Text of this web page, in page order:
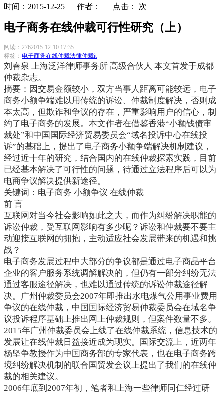
时间：2015-12-25 作者： 点击： 次
电子商务在线仲裁可行性研究（上）
阅读： 2762015-12-10 17:35
标签： 电子商务在线仲裁法律仲裁it
刘春泉 上海泛洋律师事务所 高级合伙人 本文首发于成都
仲裁杂志。
摘要：因交易金额较小，双方当事人距离可能较远，电子
商务小额争端难以用传统的诉讼、仲裁制度解决，否则成
本太高，但欺诈和争议的存在，严重影响用户的信心，制
约了电子商务的发展。本文作者在借鉴香港“小额钱债审
裁处”和中国国际经济贸易委员会“域名投诉中心在线投
诉”的基础上，提出了电子商务小额争端解决机制建议，
经过近十年的研究，结合国内的在线仲裁探索实践，目前
已经基本解决了可行性的问题，待通过立法程序后可以为
电商争议解决提供新途径。
关键词：电子商务 小额争议 在线仲裁
前 言
互联网对当今社会影响如此之大，而作为纠纷解决职能的
诉讼仲裁，受互联网影响有多少呢？诉讼和仲裁要不要主
动迎接互联网的拥抱，主动适应社会发展带来的机遇和挑
战？
电子商务发展过程中大部分的争议都是通过电子商品平台
企业的客户服务系统调解解决的，但仍有一部分纠纷无法
通过客服途径解决，也难以通过传统的诉讼仲裁途径解
决。广州仲裁委员会2007年即推出水电煤气公用事业费用
争议的在线仲裁，中国国际经济贸易仲裁委员会在域名争
议投诉程序基础上推出网上仲裁规则，但案件数量不多。
2015年广州仲裁委员会上线了在线仲裁系统，信息技术的
发展让在线仲裁日益接近成为现实。国际交流上，近两年
杨坚争教授作为中国商务部的专家代表，也在电子商务跨
境纠纷解决机制的联合国贸发会议上提出了我们的在线仲
裁的相关建议。
2006年底到2007年初，笔者和上海一些律师同仁经过研